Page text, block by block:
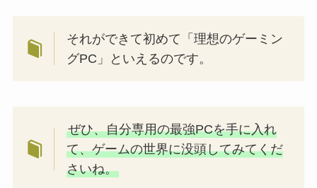
それができて初めて「理想のゲーミン
グPC」といえるのです。
ぜひ、自分専用の最強PCを手に入れ
て、ゲームの世界に没頭してみてくだ
さいね。